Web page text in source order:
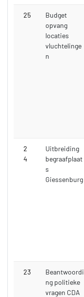
25
Budget
opvang
locaties
vluchtelinge
n
2
4
Uitbreiding
begraafplaat
s
Giessenburg
23
Beantwoordi
ng politieke
vragen CDA